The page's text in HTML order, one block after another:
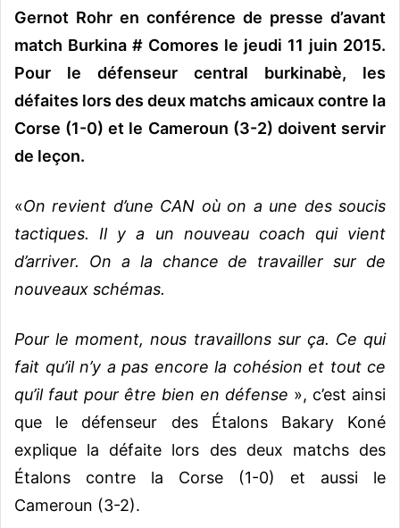
Gernot Rohr en conférence de presse d’avant
match Burkina # Comores le jeudi 11 juin 2015.
Pour le défenseur central burkinabè, les
défaites lors des deux matchs amicaux contre la
Corse (1-0) et le Cameroun (3-2) doivent servir
de leçon.
«On revient d’une CAN où on a une des soucis
tactiques. Il y a un nouveau coach qui vient
d’arriver. On a la chance de travailler sur de
nouveaux schémas.
Pour le moment, nous travaillons sur ça. Ce qui
fait qu’il n’y a pas encore la cohésion et tout ce
qu’il faut pour être bien en défense », c’est ainsi
que le défenseur des Étalons Bakary Koné
explique la défaite lors des deux matchs des
Étalons contre la Corse (1-0) et aussi le
Cameroun (3-2).